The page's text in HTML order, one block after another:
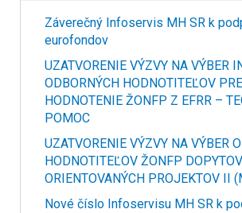
Záverečný Infoservis MH SR k
eurofondov
UZATVORENIE VÝZVY NA VÝBER
ODBORNÝCH HODNOTITEĽOV PRE
HODNOTENIE ŽONFP Z EFRR –
POMOC
UZATVORENIE VÝZVY NA VÝBER
HODNOTITEĽOV ŽONFP
ORIENTOVANÝCH PROJEKTOV II
Nové číslo Infoservisu MH SR k